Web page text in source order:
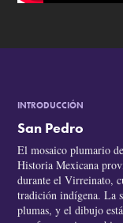
INTRODUCCIÓN
San Pedro
El mosaico plumario
Historia Mexicana
durante el Virreinato,
tradición indígena. La
plumas, y el dibujo